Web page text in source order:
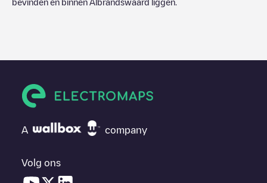
bevinden en binnen Albrandswaard liggen.
A company
Volg ons